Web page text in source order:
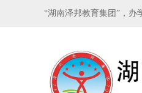
“湖南泽邦教育集团”，办